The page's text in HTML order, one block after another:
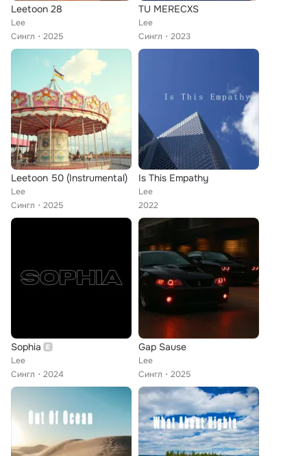
Leetoon 28
Lee
Сингл
2025
TU MERECXS
Lee
Сингл
2023
Leetoon 50 (Instrumental)
Lee
Сингл
2025
Is This Empathy
Lee
2022
Sophia
Lee
Сингл
2024
Gap Sause
Lee
Сингл
2025